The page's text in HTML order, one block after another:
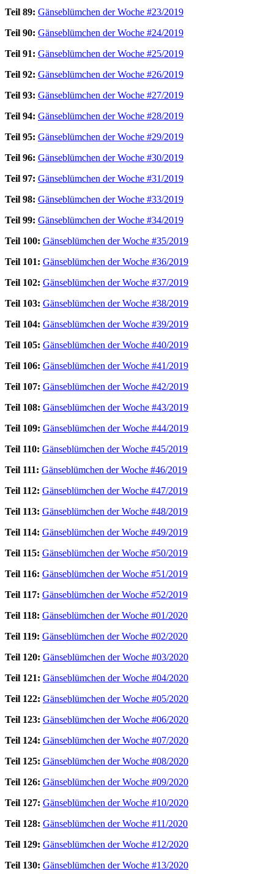
Teil 89: Gänseblümchen der Woche #23/2019
Teil 90: Gänseblümchen der Woche #24/2019
Teil 91: Gänseblümchen der Woche #25/2019
Teil 92: Gänseblümchen der Woche #26/2019
Teil 93: Gänseblümchen der Woche #27/2019
Teil 94: Gänseblümchen der Woche #28/2019
Teil 95: Gänseblümchen der Woche #29/2019
Teil 96: Gänseblümchen der Woche #30/2019
Teil 97: Gänseblümchen der Woche #31/2019
Teil 98: Gänseblümchen der Woche #33/2019
Teil 99: Gänseblümchen der Woche #34/2019
Teil 100: Gänseblümchen der Woche #35/2019
Teil 101: Gänseblümchen der Woche #36/2019
Teil 102: Gänseblümchen der Woche #37/2019
Teil 103: Gänseblümchen der Woche #38/2019
Teil 104: Gänseblümchen der Woche #39/2019
Teil 105: Gänseblümchen der Woche #40/2019
Teil 106: Gänseblümchen der Woche #41/2019
Teil 107: Gänseblümchen der Woche #42/2019
Teil 108: Gänseblümchen der Woche #43/2019
Teil 109: Gänseblümchen der Woche #44/2019
Teil 110: Gänseblümchen der Woche #45/2019
Teil 111: Gänseblümchen der Woche #46/2019
Teil 112: Gänseblümchen der Woche #47/2019
Teil 113: Gänseblümchen der Woche #48/2019
Teil 114: Gänseblümchen der Woche #49/2019
Teil 115: Gänseblümchen der Woche #50/2019
Teil 116: Gänseblümchen der Woche #51/2019
Teil 117: Gänseblümchen der Woche #52/2019
Teil 118: Gänseblümchen der Woche #01/2020
Teil 119: Gänseblümchen der Woche #02/2020
Teil 120: Gänseblümchen der Woche #03/2020
Teil 121: Gänseblümchen der Woche #04/2020
Teil 122: Gänseblümchen der Woche #05/2020
Teil 123: Gänseblümchen der Woche #06/2020
Teil 124: Gänseblümchen der Woche #07/2020
Teil 125: Gänseblümchen der Woche #08/2020
Teil 126: Gänseblümchen der Woche #09/2020
Teil 127: Gänseblümchen der Woche #10/2020
Teil 128: Gänseblümchen der Woche #11/2020
Teil 129: Gänseblümchen der Woche #12/2020
Teil 130: Gänseblümchen der Woche #13/2020